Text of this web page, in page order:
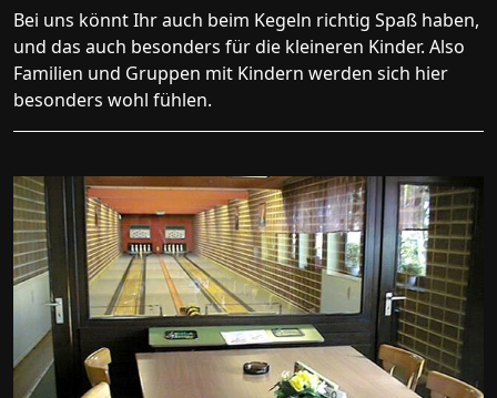
Bei uns könnt Ihr auch beim Kegeln richtig Spaß haben,
und das auch besonders für die kleineren Kinder. Also
Familien und Gruppen mit Kindern werden sich hier
besonders wohl fühlen.